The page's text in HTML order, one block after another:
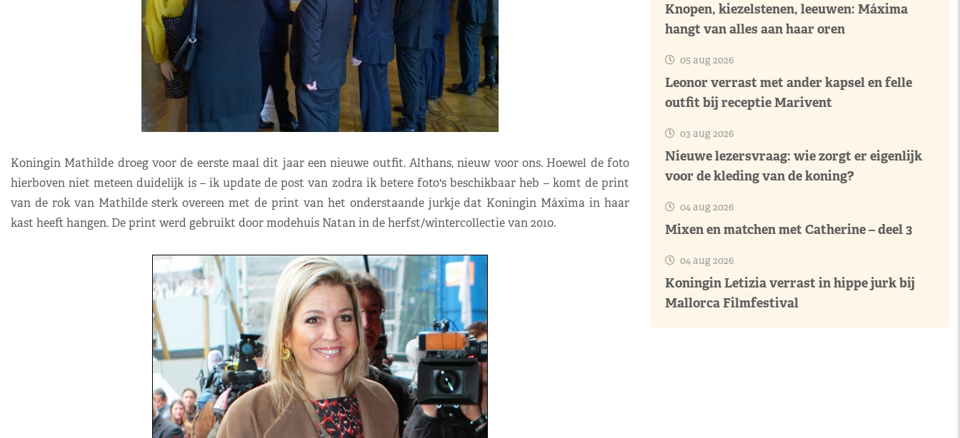
Koningin Mathilde droeg voor de eerste maal dit jaar een nieuwe outfit. Althans, nieuw voor ons. Hoewel de foto
hierboven niet meteen duidelijk is – ik update de post van zodra ik betere foto's beschikbaar heb – komt de print
van de rok van Mathilde sterk overeen met de print van het onderstaande jurkje dat Koningin Máxima in haar
kast heeft hangen. De print werd gebruikt door modehuis Natan in de herfst/wintercollectie van 2010.
Knopen, kiezelstenen, leeuwen: Máxima
hangt van alles aan haar oren
05 aug 2026
Leonor verrast met ander kapsel en felle
outfit bij receptie Marivent
03 aug 2026
Nieuwe lezersvraag: wie zorgt er eigenlijk
voor de kleding van de koning?
04 aug 2026
Mixen en matchen met Catherine – deel 3
04 aug 2026
Koningin Letizia verrast in hippe jurk bij
Mallorca Filmfestival